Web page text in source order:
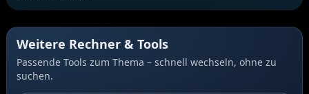
Weitere Rechner & Tools
Passende Tools zum Thema – schnell wechseln, ohne zu
suchen.